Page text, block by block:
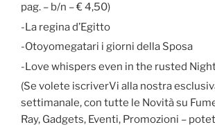
pag. – b/n – € 4,50)
-La regina d’Egitto
-Otoyomegatari i giorni della Sposa
-Love whispers even in the rusted
(Se volete iscriverVi alla nostra
settimanale, con tutte le Novità su
Ray, Gadgets, Eventi, Promozioni –